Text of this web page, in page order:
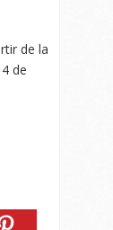
de la
de